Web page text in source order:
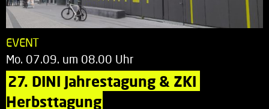
EVENT
Mo. 07.09. um 08.00 Uhr
27. DINI Jahrestagung & ZKI
Herbsttagung